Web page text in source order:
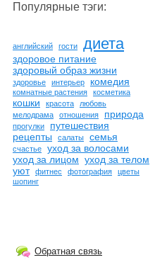
Популярные тэги:
английский гости диета
здоровое питание
здоровый образ жизни
здоровье интерьер комедия
комнатные растения косметика
кошки красота
любовь
мелодрама
отношения природа
прогулки
путешествия
рецепты
салаты семья
счастье
уход за волосами
уход за лицом уход за телом
уют
фитнес фотография
цветы
шопинг
Обратная связь